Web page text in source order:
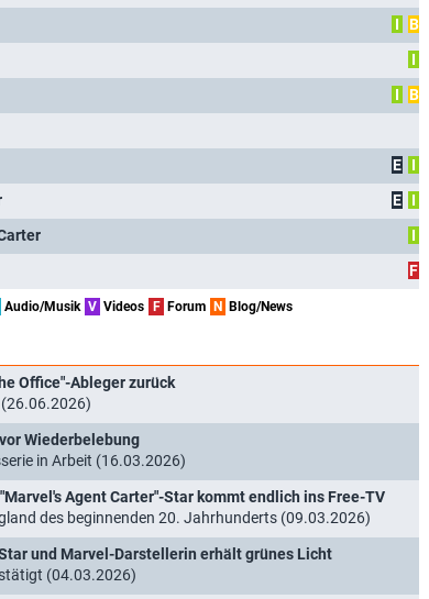
I
B
I
I
B
E
I
E
I
I
F
Audio/Musik V Videos F Forum N Blog/News
Office"-Ableger zurück
Wiederbelebung
in Arbeit (16.03.2026)
Agent Carter"-Star kommt endlich ins Free-TV
des beginnenden 20. Jahrhunderts (09.03.2026)
und Marvel-Darstellerin erhält grünes Licht
(04.03.2026)